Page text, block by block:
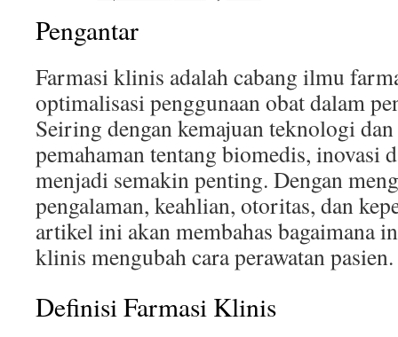
Pengantar
Farmasi klinis adalah cabang ilmu
optimalisasi penggunaan obat dalam
Seiring dengan kemajuan teknologi
pemahaman tentang biomedis, inovasi
menjadi semakin penting. Dengan
pengalaman, keahlian, otoritas, dan
artikel ini akan membahas bagaimana
klinis mengubah cara perawatan pasien.
Definisi Farmasi Klinis